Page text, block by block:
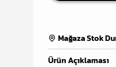
Mağaza Stok
Ürün Açıklaması